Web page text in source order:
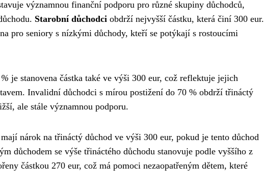
významnou finanční podporu pro různé skupiny důchodců,
Starobní důchodci obdrží nejvyšší částku, která činí 300 eur.
pro seniory s nízkými důchody, kteří se potýkají s rostoucími
je stanovena částka také ve výši 300 eur, což reflektuje jejich
Invalidní důchodci s mírou postižení do 70 % obdrží třináctý
ale stále významnou podporu.
nárok na třináctý důchod ve výši 300 eur, pokud je tento důchod
důchodem se výše třináctého důchodu stanovuje podle vyššího z
částkou 270 eur, což má pomoci nezaopatřeným dětem, které